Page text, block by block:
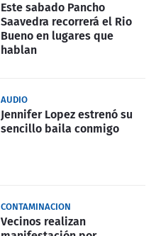
Este sabado Pancho
Saavedra recorrerá el Rio
Bueno en lugares que
hablan
AUDIO
Jennifer Lopez estrenó su
sencillo baila conmigo
CONTAMINACION
Vecinos realizan